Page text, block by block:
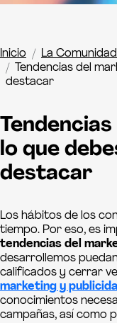
Inicio
La Comunidad
Tendencias del
destacar
lo que
destacar
Los hábitos de los
tiempo. Por eso, es
tendencias del
desarrollemos
calificados y cerrar
marketing y
conocimientos
campañas, así como